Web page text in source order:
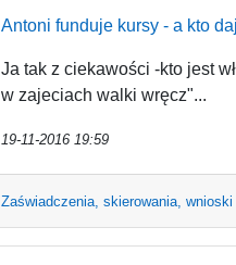
Antoni funduje kursy - a kto
Ja tak z ciekawości -kto jest
w zajeciach walki wręcz"...
19-11-2016 19:59
Zaświadczenia, skierowania, wnioski